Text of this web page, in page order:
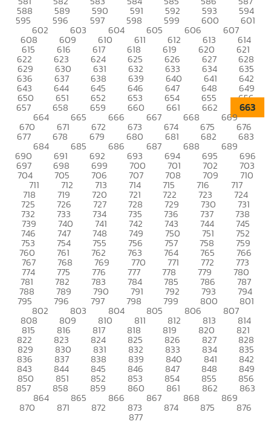
588 589 590 591 592 593 594
595 596 597 598 599 600 601
602 603 604 605 606 607
608 609 610 611 612 613 614
615 616 617 618 619 620 621
622 623 624 625 626 627 628
629 630 631 632 633 634 635
636 637 638 639 640 641 642
643 644 645 646 647 648 649
650 651 652 653 654 655 656
657 658 659 660 661 662 663
664 665 666 667 668 669
670 671 672 673 674 675 676
677 678 679 680 681 682 683
684 685 686 687 688 689
690 691 692 693 694 695 696
697 698 699 700 701 702 703
704 705 706 707 708 709 710
711 712 713 714 715 716 717
718 719 720 721 722 723 724
725 726 727 728 729 730 731
732 733 734 735 736 737 738
739 740 741 742 743 744 745
746 747 748 749 750 751 752
753 754 755 756 757 758 759
760 761 762 763 764 765 766
767 768 769 770 771 772 773
774 775 776 777 778 779 780
781 782 783 784 785 786 787
788 789 790 791 792 793 794
795 796 797 798 799 800 801
802 803 804 805 806 807
808 809 810 811 812 813 814
815 816 817 818 819 820 821
822 823 824 825 826 827 828
829 830 831 832 833 834 835
836 837 838 839 840 841 842
843 844 845 846 847 848 849
850 851 852 853 854 855 856
857 858 859 860 861 862 863
864 865 866 867 868 869
870 871 872 873 874 875 876
877